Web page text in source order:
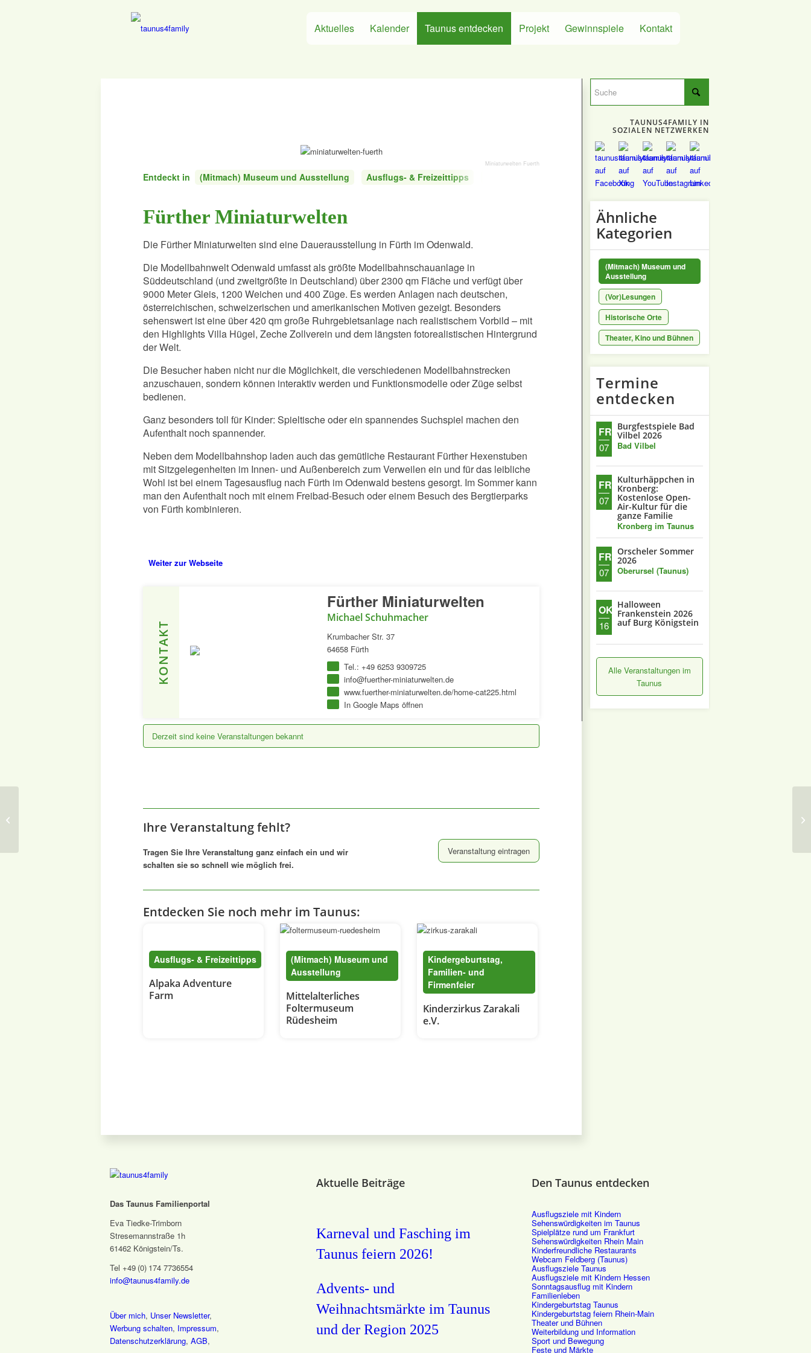
Aktuelles Kalender Taunus entdecken Projekt Gewinnspiele Kontakt
Miniaturwelten Fuerth
Entdeckt in (Mitmach) Museum und Ausstellung Ausflugs- & Freizeittipps Kindergeburtstag, Familien- und Firmenfeier
Fürther Miniaturwelten
Die Fürther Miniaturwelten sind eine Dauerausstellung in Fürth im Odenwald.
Die Modellbahnwelt Odenwald umfasst als größte Modellbahnschauanlage in
Süddeutschland (und zweitgrößte in Deutschland) über 2300 qm Fläche und verfügt über
9000 Meter Gleis, 1200 Weichen und 400 Züge. Es werden Anlagen nach deutschen,
österreichischen, schweizerischen und amerikanischen Motiven gezeigt. Besonders
sehenswert ist eine über 420 qm große Ruhrgebietsanlage nach realistischem Vorbild – mit
den Highlights Villa Hügel, Zeche Zollverein und dem längsten fotorealistischen Hintergrund
der Welt.
Die Besucher haben nicht nur die Möglichkeit, die verschiedenen Modellbahnstrecken
anzuschauen, sondern können interaktiv werden und Funktionsmodelle oder Züge selbst
bedienen.
Ganz besonders toll für Kinder: Spieltische oder ein spannendes Suchspiel machen den
Aufenthalt noch spannender.
Neben dem Modellbahnshop laden auch das gemütliche Restaurant Fürther Hexenstuben
mit Sitzgelegenheiten im Innen- und Außenbereich zum Verweilen ein und für das leibliche
Wohl ist bei einem Tagesausflug nach Fürth im Odenwald bestens gesorgt. Im Sommer kann
man den Aufenthalt noch mit einem Freibad-Besuch oder einem Besuch des Bergtierparks
von Fürth kombinieren.
Weiter zur Webseite
KONTAKT
Fürther Miniaturwelten
Michael Schuhmacher
Krumbacher Str. 37
64658 Fürth
Tel.: +49 6253 9309725
info@fuerther-miniaturwelten.de
www.fuerther-miniaturwelten.de/home-cat225.html
In Google Maps öffnen
Derzeit sind keine Veranstaltungen bekannt
Ihre Veranstaltung fehlt?
Tragen Sie Ihre Veranstaltung ganz einfach ein und wir
schalten sie so schnell wie möglich frei.
Veranstaltung eintragen
Entdecken Sie noch mehr im Taunus:
Ausflugs- & Freizeittipps
Alpaka Adventure
Farm
(Mitmach) Museum und
Ausstellung
Mittelalterliches
Foltermuseum
Rüdesheim
Kindergeburtstag,
Familien- und
Firmenfeier
Kinderzirkus Zarakali
e.V.
TAUNUS4FAMILY IN
SOZIALEN NETZWERKEN
Ähnliche
Kategorien
(Mitmach) Museum und
Ausstellung
(Vor)Lesungen
Historische Orte
Theater, Kino und Bühnen
Termine
entdecken
FR.
07
Burgfestspiele Bad
Vilbel 2026
Bad Vilbel
FR.
07
Kulturhäppchen in
Kronberg:
Kostenlose Open-
Air-Kultur für die
ganze Familie
Kronberg im Taunus
FR.
07
Orscheler Sommer
2026
Oberursel (Taunus)
OKT.
16
Halloween
Frankenstein 2026
auf Burg Königstein
Alle Veranstaltungen im
Taunus
Das Taunus Familienportal
Eva Tiedke-Trimborn
Stresemannstraße 1h
61462 Königstein/Ts.
Tel +49 (0) 174 7736554
info@taunus4family.de
Über mich, Unser Newsletter,
Werbung schalten, Impressum,
Datenschutz­erklärung, AGB,
Aktuelle Beiträge
Karneval und Fasching im
Taunus feiern 2026!
Advents- und
Weihnachtsmärkte im Taunus
und der Region 2025
Den Taunus entdecken
Ausflugsziele mit Kindern
Sehenswürdigkeiten im Taunus
Spielplätze rund um Frankfurt
Sehenswürdigkeiten Rhein Main
Kinderfreundliche Restaurants
Webcam Feldberg (Taunus)
Ausflugsziele Taunus
Ausflugsziele mit Kindern Hessen
Sonntagsausflug mit Kindern
Familienleben
Kindergeburtstag Taunus
Kindergeburtstag feiern Rhein-Main
Theater und Bühnen
Weiterbildung und Information
Sport und Bewegung
Feste und Märkte